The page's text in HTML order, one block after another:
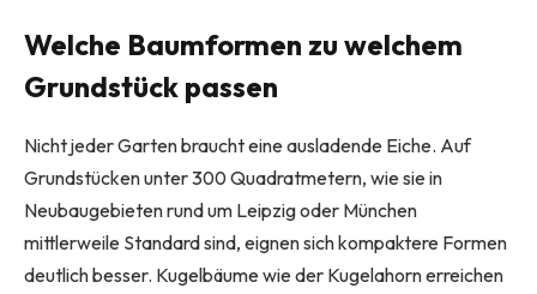
Welche Baumformen zu welchem
Grundstück passen
Nicht jeder Garten braucht eine ausladende Eiche. Auf
Grundstücken unter 300 Quadratmetern, wie sie in
Neubaugebieten rund um Leipzig oder München
mittlerweile Standard sind, eignen sich kompaktere Formen
deutlich besser. Kugelbäume wie der Kugelahorn erreichen